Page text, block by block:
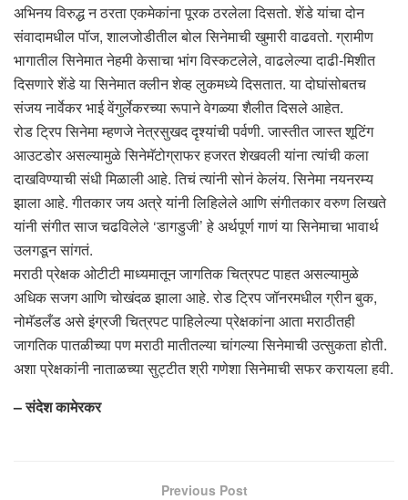
अभिनय विरुद्ध न ठरता एकमेकांना पूरक ठरलेला दिसतो. शेंडे यांचा दोन
संवादामधील पॉज, शालजोडीतील बोल सिनेमाची खुमारी वाढवतो. ग्रामीण
भागातील सिनेमात नेहमी केसाचा भांग विस्कटलेले, वाढलेल्या दाढी-मिशीत
दिसणारे शेंडे या सिनेमात क्लीन शेव्ह लुकमध्ये दिसतात. या दोघांसोबतच
संजय नार्वेकर भाई वेंगुर्लेकरच्या रूपाने वेगळ्या शैलीत दिसले आहेत.
रोड ट्रिप सिनेमा म्हणजे नेत्रसुखद दृश्यांची पर्वणी. जास्तीत जास्त शूटिंग
आउटडोर असल्यामुळे सिनेमॅटोग्राफर हजरत शेखवली यांना त्यांची कला
दाखविण्याची संधी मिळाली आहे. तिचं त्यांनी सोनं केलंय. सिनेमा नयनरम्य
झाला आहे. गीतकार जय अत्रे यांनी लिहिलेले आणि संगीतकार वरुण लिखते
यांनी संगीत साज चढविलेले ‘डागडुजी’ हे अर्थपूर्ण गाणं या सिनेमाचा भावार्थ
उलगडून सांगतं.
मराठी प्रेक्षक ओटीटी माध्यमातून जागतिक चित्रपट पाहत असल्यामुळे
अधिक सजग आणि चोखंदळ झाला आहे. रोड ट्रिप जॉनरमधील ग्रीन बुक,
नोमॅडलँड असे इंग्रजी चित्रपट पाहिलेल्या प्रेक्षकांना आता मराठीतही
जागतिक पातळीच्या पण मराठी मातीतल्या चांगल्या सिनेमाची उत्सुकता होती.
अशा प्रेक्षकांनी नाताळच्या सुट्टीत श्री गणेशा सिनेमाची सफर करायला हवी.
– संदेश कामेरकर
Previous Post